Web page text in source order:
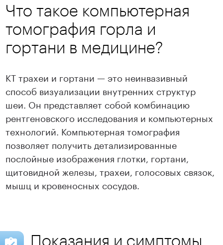
Что такое компьютерная
томография горла и
гортани в медицине?
КТ трахеи и гортани — это неинвазивный
способ визуализации внутренних структур
шеи. Он представляет собой комбинацию
рентгеновского исследования и компьютерных
технологий. Компьютерная томография
позволяет получить детализированные
послойные изображения глотки, гортани,
щитовидной железы, трахеи, голосовых связок,
мышц и кровеносных сосудов.
Показания и симптомы